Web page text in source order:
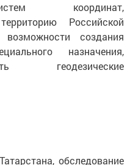
координат,
Российской
создания
назначения,
геодезические
обследование